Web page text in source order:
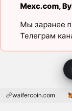
Mexc.com,
Мы заранее
Телеграм
waifercoin.com